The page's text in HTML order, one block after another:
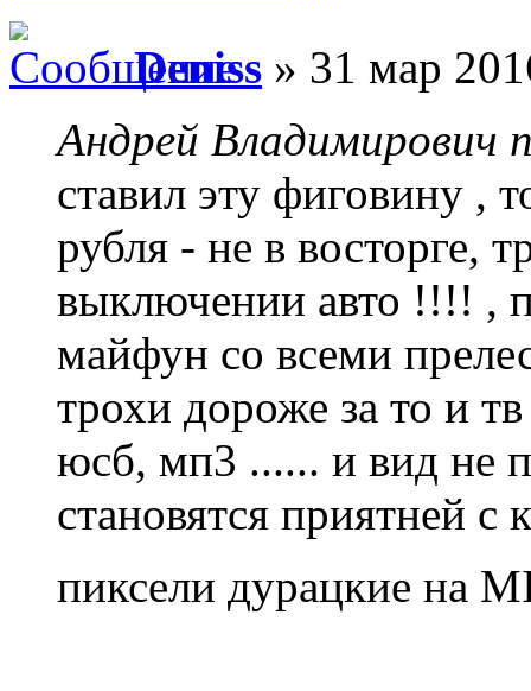
Deniss » 31 мар
Андрей Владимирович
ставил эту фиговину ,
рубля - не в восторге,
выключении авто !!!! ,
майфун со всеми
трохи дороже за то и
юсб, мп3 ...... и вид не
становятся приятней
пиксели дурацкие на